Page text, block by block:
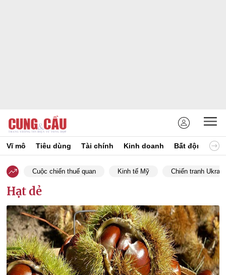
Vĩ mô Tiêu dùng Tài chính Kinh doanh Bất động sản
Cuộc chiến thuế quan Kinh tế Mỹ Chiến tranh
Hạt dẻ